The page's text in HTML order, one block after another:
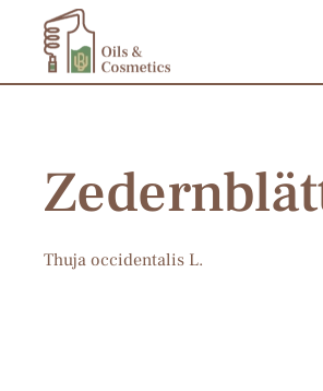
Zum Hauptinhalt springen
Thuja occidentalis L.